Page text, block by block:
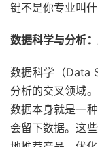
键不是你专业叫
数据科学与分析
数据科学（Data
分析的交叉领域
数据本身就是一
会留下数据。这